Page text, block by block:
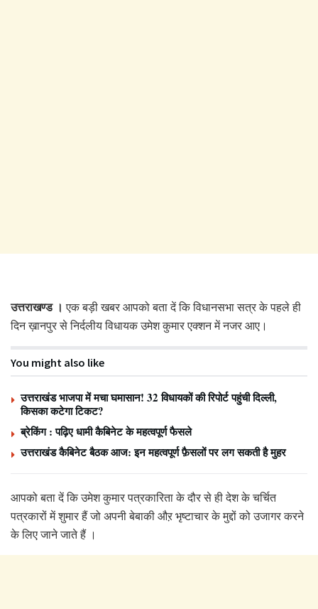
उत्तराखण्ड ।एक बड़ी खबर आपको बता दें कि विधानसभा सत्र के पहले ही
दिन ख़ानपुर से निर्दलीय विधायक उमेश कुमार एक्शन में नजर आए।
You might also like
उत्तराखंड भाजपा में मचा घमासान! 32 विधायकों की रिपोर्ट पहुंची दिल्ली,
किसका कटेगा टिकट?
ब्रेकिंग : पढ़िए धामी कैबिनेट के महत्वपूर्ण फैसले
उत्तराखंड कैबिनेट बैठक आज: इन महत्वपूर्ण फ़ैसलों पर लग सकती है मुहर
आपको बता दें कि उमेश कुमार पत्रकारिता के दौर से ही देश के चर्चित
पत्रकारों में शुमार हैं जो अपनी बेबाकी औऱ भृष्टाचार के मुद्दों को उजागर करने
के लिए जाने जाते हैं ।